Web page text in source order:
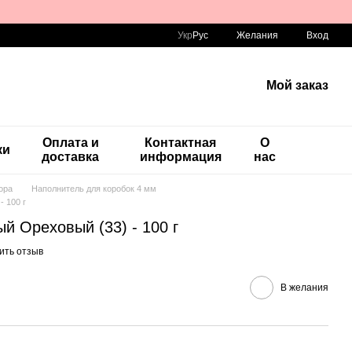
Укр Рус Желания Вход
Мой заказ
Оплата и
доставка
Контактная
информация
О
нас
Наполнитель для коробок 4 мм
100 г
Ореховый (33) - 100 г
отзыв
В желания